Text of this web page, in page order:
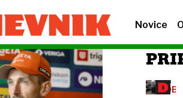
Novice